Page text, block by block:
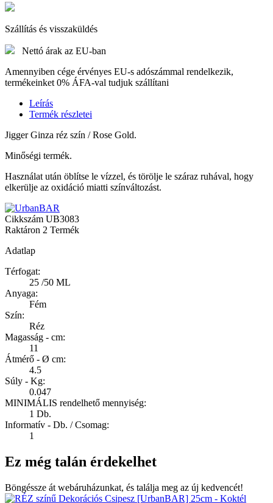
Szállítás és visszaküldés
Nettó árak az EU-ban
Amennyiben cége érvényes EU-s adószámmal rendelkezik,
termékeinket 0% ÁFA-val tudjuk szállítani
Leírás
Termék részletei
Jigger Ginza réz szín / Rose Gold.
Minőségi termék.
Használat után öblítse le vízzel, és törölje le száraz ruhával, hogy
elkerülje az oxidáció miatti színváltozást.
Cikkszám UB3083
Raktáron 2 Termék
Adatlap
Térfogat:
25 /50 ML
Anyaga:
Fém
Szín:
Réz
Magasság - cm:
11
Átmérő - Ø cm:
4.5
Súly - Kg:
0.047
MINIMÁLIS rendelhető mennyiség:
1 Db.
Informatív - Db. / Csomag:
1
Ez még talán érdekelhet
Böngéssze át webáruházunkat, és találja meg az új kedvencét!